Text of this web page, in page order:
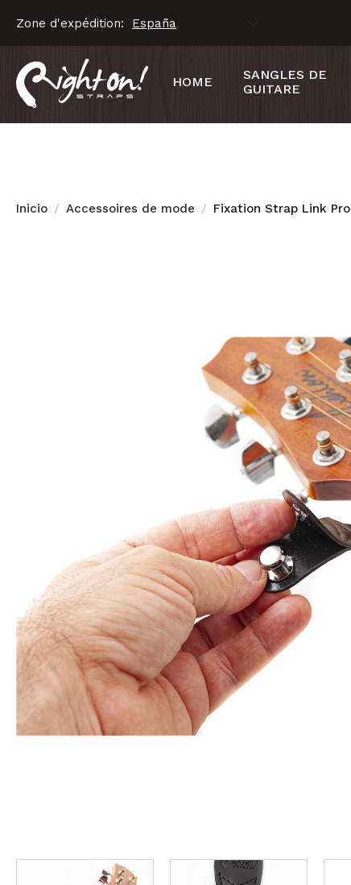
Zone d'expédition:
HOME
SANGLES DE
GUITARE
Inicio Accessoires de mode Fixation Strap Link Pro